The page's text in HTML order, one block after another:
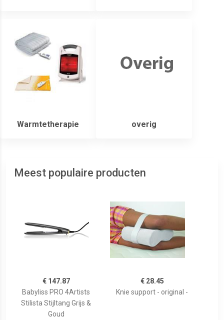
Warmtetherapie overig
Meest populaire producten
€ 147.87
Babyliss PRO 4Artists
Stilista Stijltang Grijs &
Goud
€ 28.45
Knie support - original -